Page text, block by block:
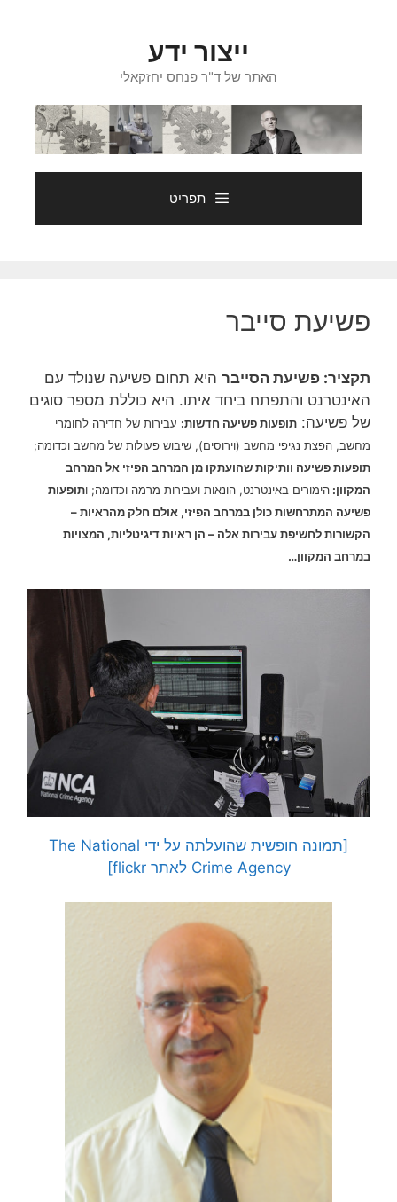
ייצור ידע
האתר של ד"ר פנחס יחזקאלי
תפריט
פשיעת סייבר
תקציר: פשיעת הסייבר היא תחום פשיעה שנולד עם
האינטרנט והתפתח ביחד איתו. היא כוללת מספר סוגים
של פשיעה: תופעות פשיעה חדשות: עבירות של חדירה לחומרי
מחשב, הפצת נגיפי מחשב (וירוסים), שיבוש פעולות של מחשב וכדומה;
תופעות פשיעה וותיקות שהועתקו מן המרחב הפיזי אל המרחב
המקוון: הימורים באינטרנט, הונאות ועבירות מרמה וכדומה; ותופעות
פשיעה המתרחשות כולן במרחב הפיזי, אולם חלק מהראיות –
הקשורות לחשיפת עבירות אלה – הן ראיות דיגיטליות, המצויות
במרחב המקוון…
[תמונה חופשית שהועלתה על ידי The National
Crime Agency לאתר flickr]